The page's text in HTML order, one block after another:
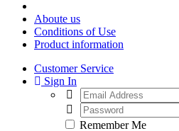
Aboute us
Conditions of Use
Product information
Customer Service
Sign In
Remember Me